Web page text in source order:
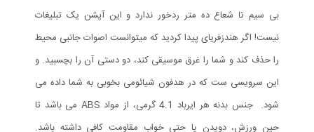
بی سیم تا شعاع ده متر ردخور ندارد و این آپشن یک تبلیغات
نیست! اگر هندزفری‎ای پیدا کردید که میتوانست اصوات جانبی محیط
را حذف کند و شما را غرق موسیقی کند، دو دستی آن را بچسبید. و
این سرویسی ست که در هدفون شیائومی بخوبی به شما داده می
شود. جنس بدنه هر ایرباد 4.1 گرمی، از مواد ABS می باشد تا
حین ورزش، دویدن یا حتی خواب مقاومت کافی داشته باشد.